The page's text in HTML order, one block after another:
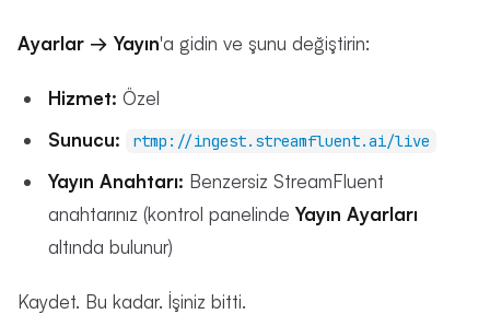
Ayarlar → Yayın'a gidin ve şunu değiştirin:
Hizmet: Özel
Sunucu:
rtmp://ingest.streamfluent.ai/live
Yayın Anahtarı: Benzersiz StreamFluent
anahtarınız (kontrol panelinde Yayın Ayarları
altında bulunur)
Kaydet. Bu kadar. İşiniz bitti.